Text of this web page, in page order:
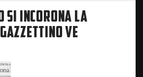
SI INCORONA LA
VE